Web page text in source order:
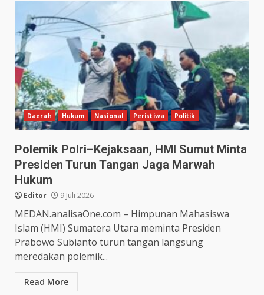
Daerah Hukum Nasional Peristiwa Politik
Polemik Polri–Kejaksaan, HMI Sumut Minta
Presiden Turun Tangan Jaga Marwah
Hukum
Editor 9 Juli 2026
MEDAN.analisaOne.com – Himpunan Mahasiswa
Islam (HMI) Sumatera Utara meminta Presiden
Prabowo Subianto turun tangan langsung
meredakan polemik...
Read More